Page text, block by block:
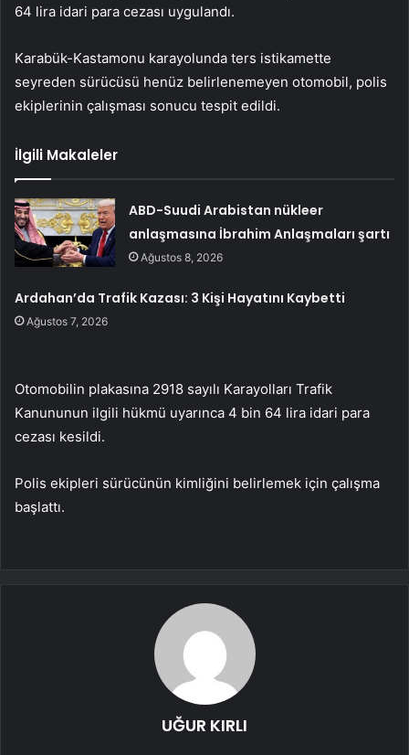
64 lira idari para cezası uygulandı.
Karabük-Kastamonu karayolunda ters istikamette
seyreden sürücüsü henüz belirlenemeyen otomobil, polis
ekiplerinin çalışması sonucu tespit edildi.
İlgili Makaleler
ABD-Suudi Arabistan nükleer
anlaşmasına İbrahim Anlaşmaları şartı
Ağustos 8, 2026
Ardahan’da Trafik Kazası: 3 Kişi Hayatını Kaybetti
Ağustos 7, 2026
Otomobilin plakasına 2918 sayılı Karayolları Trafik
Kanununun ilgili hükmü uyarınca 4 bin 64 lira idari para
cezası kesildi.
Polis ekipleri sürücünün kimliğini belirlemek için çalışma
başlattı.
UĞUR KIRLI